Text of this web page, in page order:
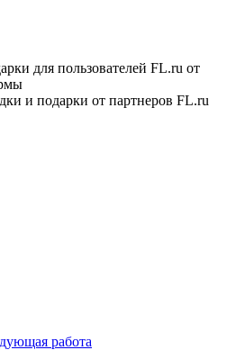
для пользователей FL.ru от
и подарки от партнеров FL.ru
работа